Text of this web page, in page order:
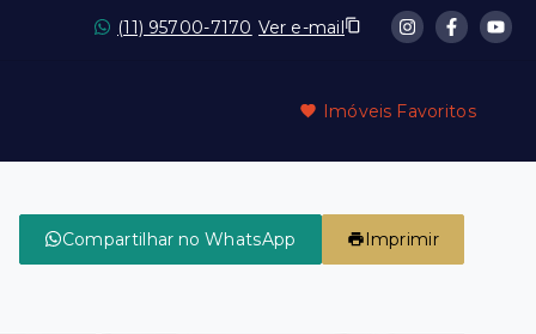
(11) 95700-7170 Ver e-mail
Imóveis Favoritos
Compartilhar no WhatsApp Imprimir